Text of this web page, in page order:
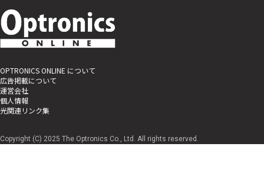
OPTRONICS ONLINE について
広告掲載について
運営会社
個人情報
光関連リンク集
Copyright (C) 2025 The Optronics Co., Ltd. All rights reserved.